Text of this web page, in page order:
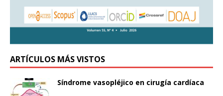
ARTÍCULOS MÁS VISTOS
Síndrome vasopléjico en cirugía cardíaca